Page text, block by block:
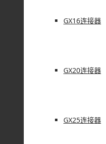
GX16连接器
GX20连接器
GX25连接器